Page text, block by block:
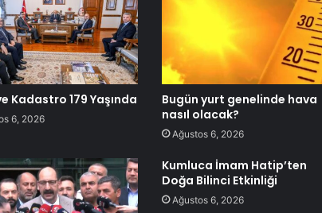
Kadastro 179 Yaşında
6, 2026
Bugün yurt genelinde hava
nasıl olacak?
Ağustos 6, 2026
Kumluca İmam Hatip’ten
Doğa Bilinci Etkinliği
Ağustos 6, 2026